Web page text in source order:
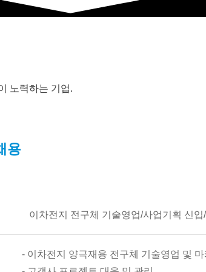
노력하는 기업.
용
이차전지 전구체 기술영업/사업기획 신입
- 이차전지 양극재용 전구체 기술영업 및 마